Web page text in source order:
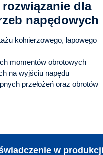
dla
napędowych
kołnierzowego, łapowego
momentów obrotowych
na wyjściu napędu
przełożeń oraz obrotów
w